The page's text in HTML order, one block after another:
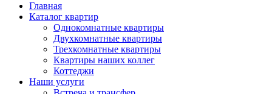
Главная
Каталог квартир
Однокомнатные квартиры
Двухкомнатные квартиры
Трехкомнатные квартиры
Квартиры наших коллег
Коттеджи
Наши услуги